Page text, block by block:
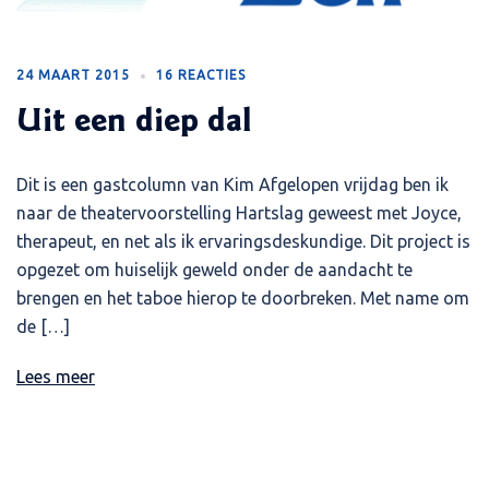
24 MAART 2015 16 REACTIES
Uit een diep dal
Dit is een gastcolumn van Kim Afgelopen vrijdag ben ik
naar de theatervoorstelling Hartslag geweest met Joyce,
therapeut, en net als ik ervaringsdeskundige. Dit project is
opgezet om huiselijk geweld onder de aandacht te
brengen en het taboe hierop te doorbreken. Met name om
de […]
Lees meer